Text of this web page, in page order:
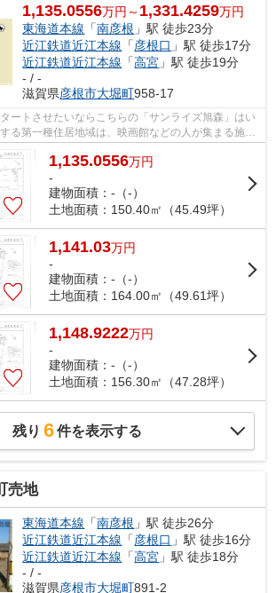
1,135.0556万円～ 1,331.4259万円
東海道本線 「南彦根 」駅 徒歩23分
近江鉄道近江本線 「彦根口 」駅 徒歩17分
近江鉄道近江本線 「高宮 」駅 徒歩19分
- / -
滋賀県彦根市大堀町958-17
ートさせたいならこちらの「サンライズ旭森」はい
る第一種住居地域は、映画館などの人が集まる施設
築が禁止され...
1,135.0556万円
-
建物面積：-（-）
土地面積：150.40㎡（45.49坪）
1,141.03万円
-
建物面積：-（-）
土地面積：164.00㎡（49.61坪）
1,148.9222万円
-
建物面積：-（-）
土地面積：156.30㎡（47.28坪）
残り 6件を表示する
売地
東海道本線 「南彦根 」駅 徒歩26分
近江鉄道近江本線 「彦根口 」駅 徒歩16分
近江鉄道近江本線 「高宮 」駅 徒歩18分
- / -
滋賀県彦根市大堀町891-2